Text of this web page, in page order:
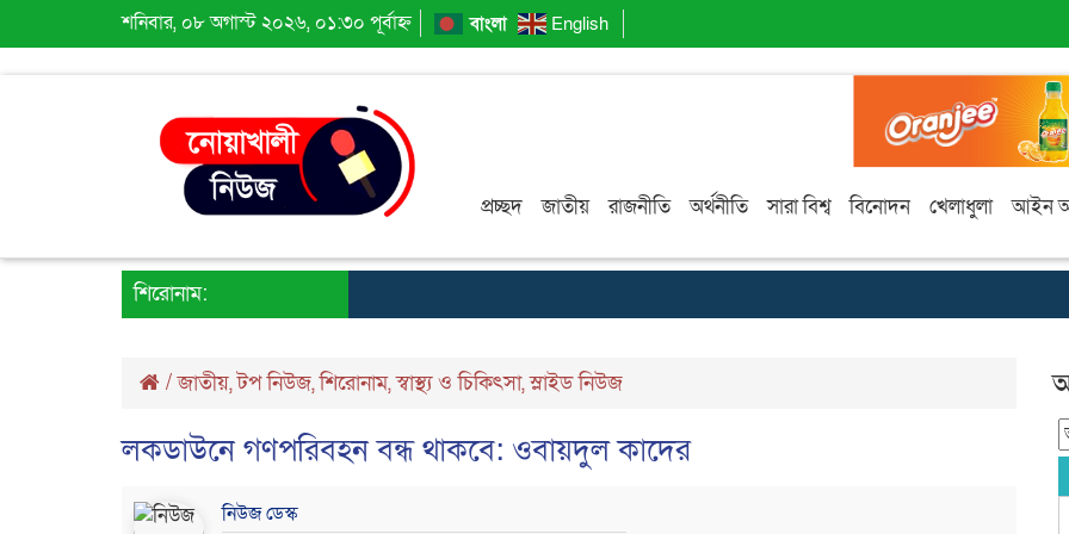
শনিবার, ০৮ অগাস্ট ২০২৬, ০১:৩০ পূর্বাহ্ন বাংলা English
প্রচ্ছদ জাতীয় রাজনীতি অর্থনীতি সারা বিশ্ব বিনোদন খেলাধুলা আইন
শিরোনাম:
/জাতীয়,টপ নিউজ,শিরোনাম,স্বাস্থ্য ও চিকিৎসা,স্লাইড নিউজ
লকডাউনে গণপরিবহন বন্ধ থাকবে: ওবায়দুল কাদের
নিউজ ডেস্ক